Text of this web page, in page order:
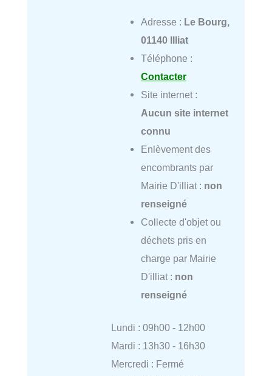
Adresse : Le Bourg,
01140 Illiat
Téléphone :
Contacter
Site internet :
Aucun site internet
connu
Enlèvement des
encombrants par
Mairie D'illiat : non
renseigné
Collecte d'objet ou
déchets pris en
charge par Mairie
D'illiat : non
renseigné
Lundi : 09h00 - 12h00
Mardi : 13h30 - 16h30
Mercredi : Fermé